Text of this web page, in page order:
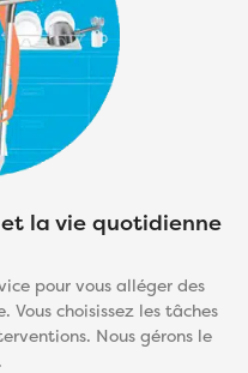
la vie quotidienne
pour vous alléger des
choisissez les tâches
Nous gérons le